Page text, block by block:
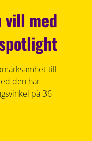
med
till
den här
på 36